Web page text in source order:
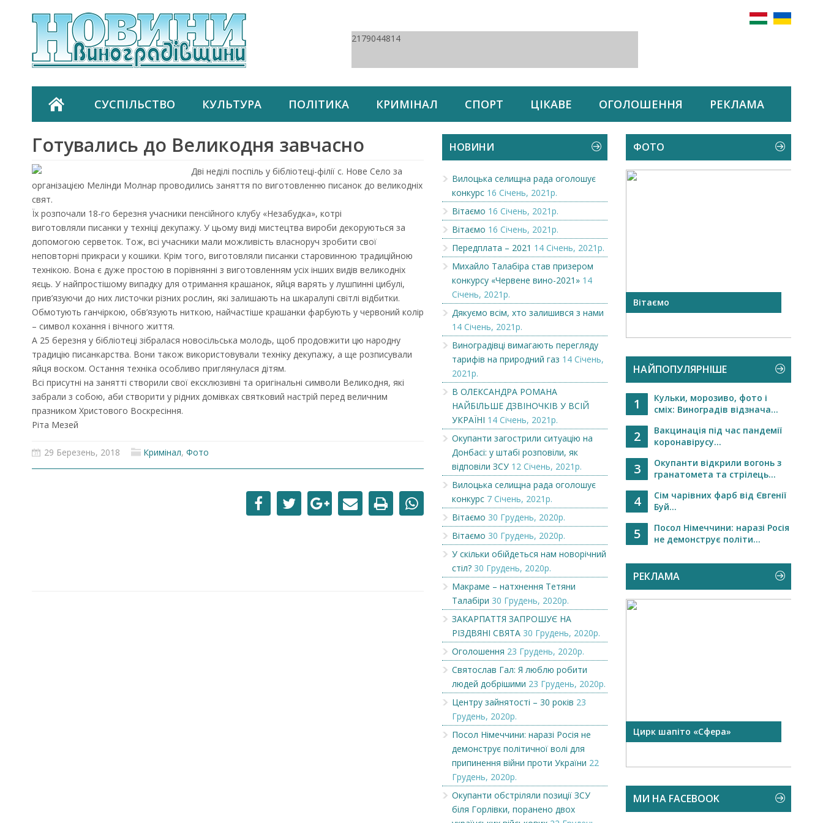
2179044814
СУСПІЛЬСТВО КУЛЬТУРА ПОЛІТИКА КРИМІНАЛ СПОРТ ЦІКАВЕ ОГОЛОШЕННЯ РЕКЛАМА
Готувались до Великодня завчасно
Дві неділі поспіль у бібліотеці-філії с. Нове Село за
організацією Мелінди Молнар проводились заняття по виготовленню писанок до великодніх
свят.
Їх розпочали 18-го березня учасники пенсійного клубу «Незабудка», котрі
виготовляли писанки у техніці декупажу. У цьому виді мистецтва вироби декоруються за
допомогою серветок. Тож, всі учасники мали можливість власноруч зробити свої
неповторні прикраси у кошики. Крім того, виготовляли писанки старовинною традиційною
технікою. Вона є дуже простою в порівнянні з виготовленням усіх інших видів великодніх
яєць. У найпростішому випадку для отримання крашанок, яйця варять у лушпинні цибулі,
прив’язуючи до них листочки різних рослин, які залишають на шкаралупі світлі відбитки.
Обмотують ганчіркою, обв’язують ниткою, найчастіше крашанки фарбують у червоний колір
– символ кохання і вічного життя.
А 25 березня у бібліотеці зібралася новосільська молодь, щоб продовжити цю народну
традицію писанкарства. Вони також використовували техніку декупажу, а ще розписували
яйця воском. Остання техніка особливо приглянулася дітям.
Всі присутні на занятті створили свої ексклюзивні та оригінальні символи Великодня, які
забрали з собою, аби створити у рідних домівках святковий настрій перед величним
празником Христового Воскресіння.
Ріта Мезей
29 Березень, 2018 Кримінал, Фото
НОВИНИ
Вилоцька селищна рада оголошує
конкурс 16 Січень, 2021р.
Вітаємо 16 Січень, 2021р.
Вітаємо 16 Січень, 2021р.
Передплата – 2021 14 Січень, 2021р.
Михайло Талабіра став призером
конкурсу «Червене вино-2021» 14
Січень, 2021р.
Дякуємо всім, хто залишився з нами
14 Січень, 2021р.
Виноградівці вимагають перегляду
тарифів на природний газ 14 Січень,
2021р.
В ОЛЕКСАНДРА РОМАНА
НАЙБІЛЬШЕ ДЗВІНОЧКІВ У ВСІЙ
УКРАЇНІ 14 Січень, 2021р.
Окупанти загострили ситуацію на
Донбасі: у штабі розповіли, як
відповіли ЗСУ 12 Січень, 2021р.
Вилоцька селищна рада оголошує
конкурс 7 Січень, 2021р.
Вітаємо 30 Грудень, 2020р.
Вітаємо 30 Грудень, 2020р.
У скільки обійдеться нам новорічний
стіл? 30 Грудень, 2020р.
Макраме – натхнення Тетяни
Талабіри 30 Грудень, 2020р.
ЗАКАРПАТТЯ ЗАПРОШУЄ НА
РІЗДВЯНІ СВЯТА 30 Грудень, 2020р.
Оголошення 23 Грудень, 2020р.
Святослав Гал: Я люблю робити
людей добрішими 23 Грудень, 2020р.
Центру зайнятості – 30 років 23
Грудень, 2020р.
Посол Німеччини: наразі Росія не
демонструє політичної волі для
припинення війни проти України 22
Грудень, 2020р.
Окупанти обстріляли позиції ЗСУ
біля Горлівки, поранено двох
ФОТО
Михайло Талабіра став
призером конкурсу «Червене
Вилоцька селищна рада
оголошує конкурс...
Вітаємо
НАЙПОПУЛЯРНІШЕ
1
Кульки, морозиво, фото і
сміх: Виноградів відзнача...
2
Вакцинація під час пандемії
коронавірусу...
3
Окупанти відкрили вогонь з
гранатомета та стрілець...
4
Сім чарівних фарб від Євгенії
Буй...
5
Посол Німеччини: наразі Росія
не демонструє політи...
РЕКЛАМА
Викупимо бруньки чорної
Цирк шапіто «Сфера»
МИ НА FACEBOOK